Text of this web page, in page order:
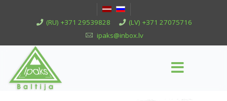
(RU) +371 29539828
(LV) +371 27075716
ipaks@inbox.lv